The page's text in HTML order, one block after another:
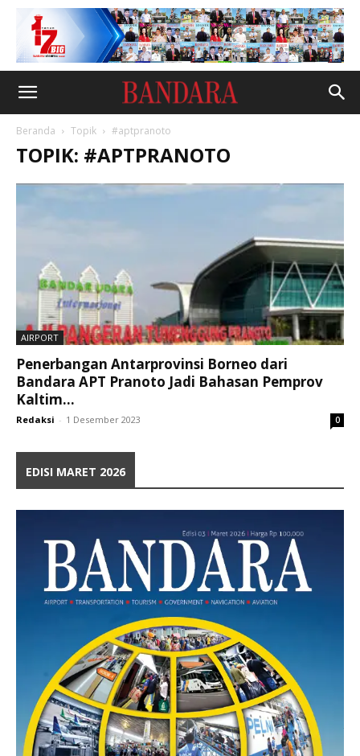
Beranda Topik #aptpranoto
TOPIK: #APTPRANOTO
AIRPORT
Penerbangan Antarprovinsi Borneo dari
Bandara APT Pranoto Jadi Bahasan Pemprov
Kaltim...
Redaksi - 1 Desember 2023 0
EDISI MARET 2026